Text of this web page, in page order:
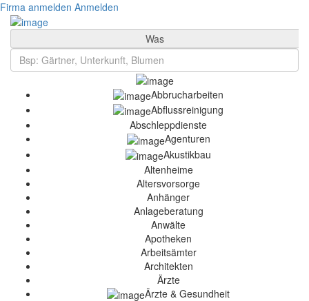
Firma anmelden Anmelden
Was
Abbrucharbeiten
Abflussreinigung
Abschleppdienste
Agenturen
Akustikbau
Altenheime
Altersvorsorge
Anhänger
Anlageberatung
Anwälte
Apotheken
Arbeitsämter
Architekten
Ärzte
Ärzte & Gesundheit